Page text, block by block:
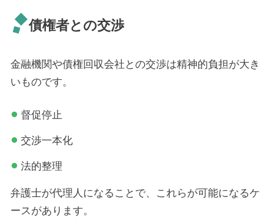
債権者との交渉
金融機関や債権回収会社との交渉は精神的負担が大き
いものです。
督促停止
交渉一本化
法的整理
弁護士が代理人になることで、これらが可能になるケ
ースがあります。